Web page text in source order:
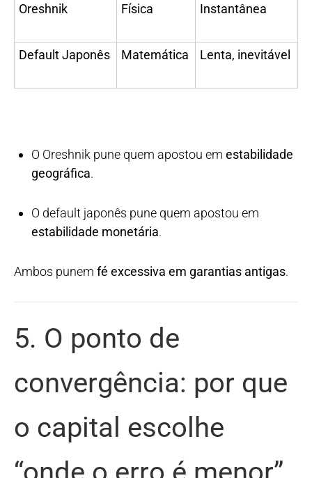
Oreshnik Física Instantânea
Default Japonês Matemática Lenta, inevitável
O Oreshnik pune quem apostou em estabilidade
geográfica.
O default japonês pune quem apostou em
estabilidade monetária.
Ambos punem fé excessiva em garantias antigas.
5. O ponto de
convergência: por que
o capital escolhe